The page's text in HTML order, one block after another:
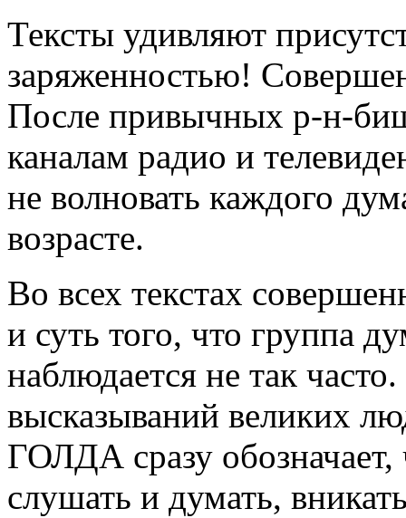
Тексты удивляют
заряженностью!
После привычных р-н-
каналам радио и
не волновать каждого
возрасте.
Во всех текстах
и суть того, что группа
наблюдается не так
высказываний великих
ГОЛДА сразу
слушать и думать,